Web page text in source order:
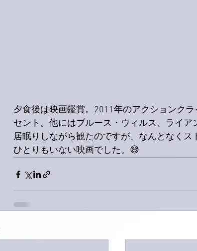
夕食後は映画鑑賞。2011年のアクションク
セント。他にはブルース・ウィルス、ライア
居眠りしながら観たのですが、なんとなく
ひとりもいない映画でした。😅